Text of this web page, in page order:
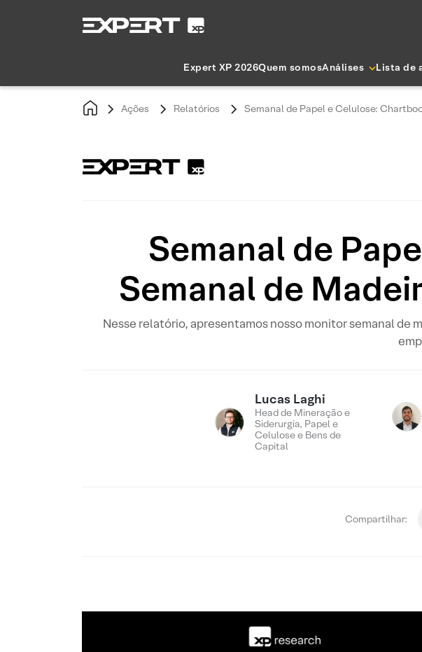
Expert XP 2026Quem somosAnálises Lista de
Ações Relatórios Semanal de Papel e Celulose:
Semanal de
Semanal de
Nesse relatório, apresentamos nosso monitor semanal de
Lucas Laghi
Head de Mineração e
Siderurgia, Papel e
Celulose e Bens de
Capital
Compartilhar: